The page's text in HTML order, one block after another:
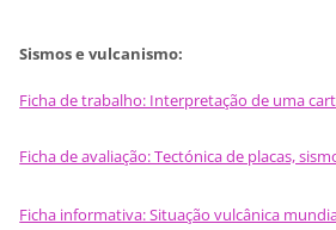
Sismos e vulcanismo:
Ficha de trabalho: Interpretação de uma
Ficha de avaliação: Tectónica de placas,
Ficha informativa: Situação vulcânica